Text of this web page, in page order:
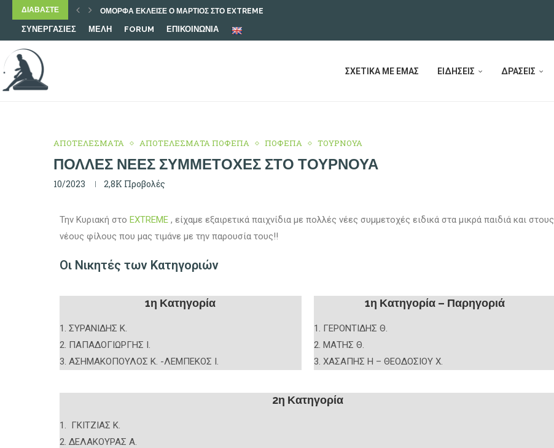
ΔΙΑΒΑΣΤΕ Ο ΜΆΡΤΙΟΣ ΞΕΚΊΝΗΣΕ ΜΕ ΔΥΝΑΤΟΎΣ ΑΓΏΝΕΣ
ΜΕ ΟΜΟΡΦΑ ΠΑΙΧΝΊΔΙΑ ΞΕΚΊΝΗΣΕ ΤΟ 2026
ΧΡΙΣΤΟΥΓΕΝΝΙΆΤΙΚΟ ΤΟΥΡΝΟΥΆ
ΕΞΑΙΡΕΤΙΚΟΊ ΑΓΏΝΕΣ ΜΕ ΠΟΛΛΟΎΣ ΝΈΟΥΣ ΦΊΛΟΥΣ
ΤΟΥΡΝΟΥΆ ΜΕ ΠΟΛΛΈΣ ΝΈΕΣ ΣΥΜΜΕΤΟΧΈΣ
ΠΡΏΤΟ ΤΟΥΡΝΟΥΆ 2025-26
ΥΠΈΡΟΧΑ ΈΚΛΕΙΣΑΝ ΤΑ ΤΟΥΡΝΟΥΆ ΓΙΑ ΦΈΤΟΣ
ΣΥΝΕΡΓΑΣΙΕΣ ΜΕΛΗ FORUM ΕΠΙΚΟΙΝΩΝΙΑ
ΣΧΕΤΙΚΑ ΜΕ ΕΜΑΣ ΕΙΔΗΣΕΙΣ ΔΡΑΣΕΙΣ
ΑΠΟΤΕΛΕΣΜΑΤΑ ΑΠΟΤΕΛΕΣΜΑΤΑ ΠΟΦΕΠΑ ΠΟΦΕΠΑ ΤΟΥΡΝΟΥΑ
ΠΟΛΛΈΣ ΝΈΕΣ ΣΥΜΜΕΤΟΧΈΣ ΣΤΟ ΤΟΥΡΝΟΥΆ
10/2023 2,8K Προβολές
Την Κυριακή στο EXTREME , είχαμε εξαιρετικά παιχνίδια με πολλές νέες συμμετοχές ειδικά στα μικρά παιδιά και στους
νέους φίλους που μας τιμάνε με την παρουσία τους!!
Οι Νικητές των Κατηγοριών
1η Κατηγορία
1. ΣΥΡΑΝΙΔΗΣ Κ.
2. ΠΑΠΑΔΟΓΙΩΡΓΗΣ Ι.
3. ΑΣΗΜΑΚΟΠΟΥΛΟΣ Κ. -ΛΕΜΠΕΚΟΣ Ι.
1η Κατηγορία – Παρηγοριά
1. ΓΕΡΟΝΤΙΔΗΣ Θ.
2. ΜΑΤΗΣ Θ.
3. ΧΑΣΑΠΗΣ Η – ΘΕΟΔΟΣΙΟΥ Χ.
2η Κατηγορία
1. ΓΚΙΤΖΙΑΣ Κ.
2. ΔΕΛΑΚΟΥΡΑΣ Α.